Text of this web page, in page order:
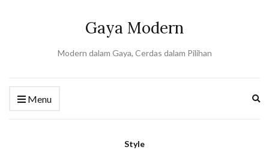
Gaya Modern
Modern dalam Gaya, Cerdas dalam Pilihan
Menu
Style